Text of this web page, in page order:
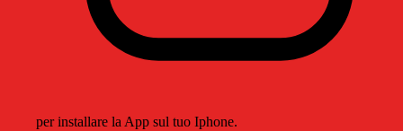
per installare la App sul tuo Iphone.